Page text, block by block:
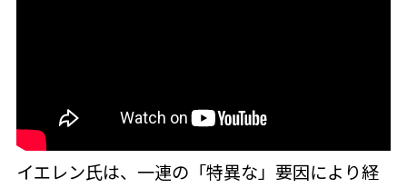
イエレン氏は、一連の「特異な」要因により経